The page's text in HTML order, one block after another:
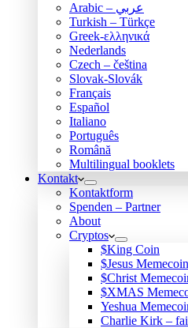
Arabic – عربي
Turkish – Türkçe
Greek-ελληνικά
Nederlands
Czech – čeština
Slovak-Slovák
Français
Español
Italiano
Português
Română
Multilingual booklets
Kontakt
Kontaktform
Spenden – Partner
About
Cryptos
$King Coin
$Jesus Memecoin
$Christ
$XMAS
Yeshua
Charlie Kirk –